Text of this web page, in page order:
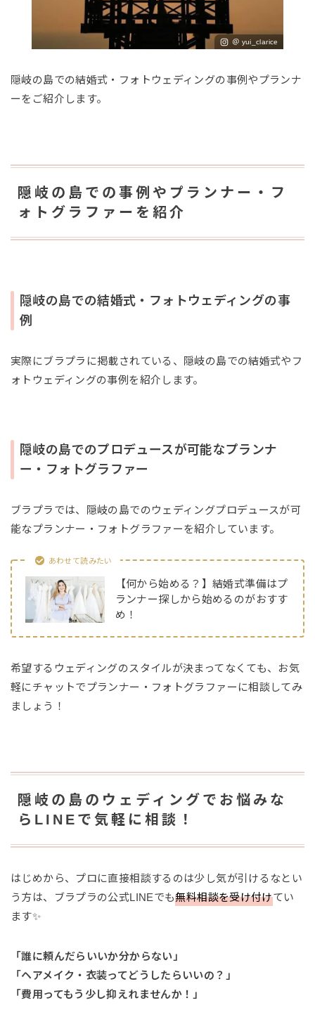
＠ yui_clarice
隠岐の島での結婚式・フォトウェディングの事例やプランナ
ーをご紹介します。
隠岐の島での事例やプランナー・フ
ォトグラファーを紹介
隠岐の島での結婚式・フォトウェディングの事
例
実際にブラプラに掲載されている、隠岐の島での結婚式やフ
ォトウェディングの事例を紹介します。
隠岐の島でのプロデュースが可能なプランナ
ー・フォトグラファー
ブラプラでは、隠岐の島でのウェディングプロデュースが可
能なプランナー・フォトグラファーを紹介しています。
あわせて読みたい
【何から始める？】結婚式準備はプ
ランナー探しから始めるのがおすす
め！
希望するウェディングのスタイルが決まってなくても、お気
軽にチャットでプランナー・フォトグラファーに相談してみ
ましょう！
隠岐の島のウェディングでお悩みな
らLINEで気軽に相談！
はじめから、プロに直接相談するのは少し気が引けるなとい
う方は、ブラプラの公式LINEでも無料相談を受け付けてい
ます✨
「誰に頼んだらいいか分からない」
「ヘアメイク・衣装ってどうしたらいいの？」
「費用ってもう少し抑えれませんか！」